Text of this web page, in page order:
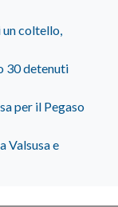
coltello,
30 detenuti
per il Pegaso
Valsusa e